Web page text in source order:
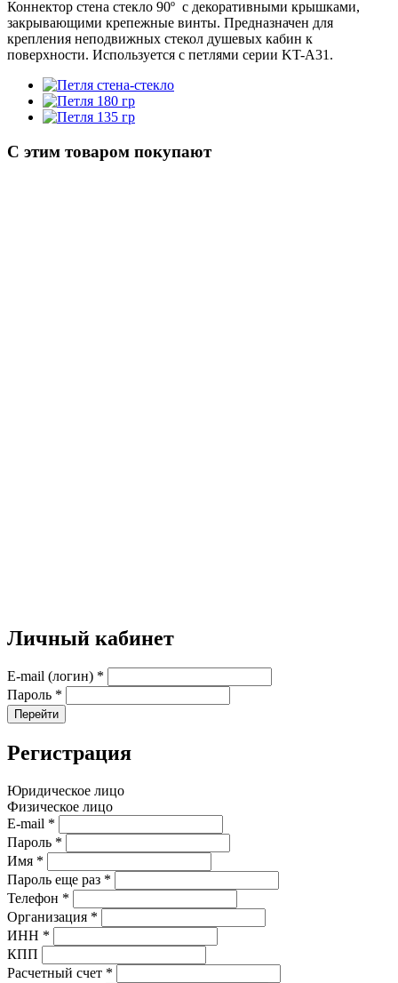
Коннектор стена стекло 90º с декоративными крышками,
закрывающими крепежные винты. Предназначен для
крепления неподвижных стекол душевых кабин к
поверхности. Используется с петлями серии KT-A31.
С этим товаром покупают
Личный кабинет
E-mail (логин) *
Пароль *
Перейти
Регистрация
Юридическое лицо
Физическое лицо
E-mail *
Пароль *
Имя *
Пароль еще раз *
Телефон *
Организация *
ИНН *
КПП
Расчетный счет *